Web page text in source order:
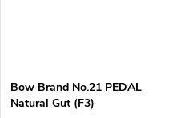
Bow Brand No.21 PEDAL
Natural Gut (F3)